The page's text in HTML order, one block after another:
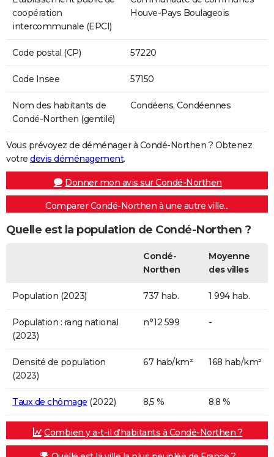
coopération
intercommunale (EPCI)
Houve-Pays Boulageois
Code postal (CP) 57220
Code Insee 57150
Nom des habitants de
Condé-Northen (gentilé)
Condéens, Condéennes
Vous prévoyez de déménager à Condé-Northen ? Obtenez
votre devis déménagement.
Donner mon avis sur Condé-Northen
Comparer Condé-Northen à une autre ville...
Quelle est la population de Condé-Northen ?
Condé-
Northen
Moyenne
des villes
Population (2023) 737 hab. 1 994 hab.
Population : rang national
(2023)
n°12 599 -
Densité de population
(2023)
67 hab/km² 168 hab/km²
Taux de chômage (2022) 8,5 % 8,8 %
Combien y a-t-il d'habitants à Condé-Northen ?